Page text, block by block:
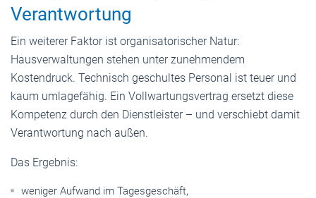
Verantwortung
Ein weiterer Faktor ist organisatorischer Natur:
Hausverwaltungen stehen unter zunehmendem
Kostendruck. Technisch geschultes Personal ist teuer und
kaum umlagefähig. Ein Vollwartungsvertrag ersetzt diese
Kompetenz durch den Dienstleister – und verschiebt damit
Verantwortung nach außen.
Das Ergebnis:
weniger Aufwand im Tagesgeschäft,